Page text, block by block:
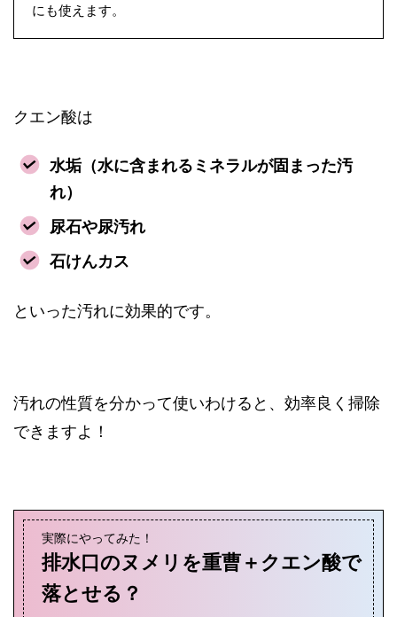
にも使えます。
クエン酸は
水垢（水に含まれるミネラルが固まった汚
れ）
尿石や尿汚れ
石けんカス
といった汚れに効果的です。
汚れの性質を分かって使いわけると、効率良く掃除
できますよ！
実際にやってみた！
排水口のヌメリを重曹＋クエン酸で
落とせる？